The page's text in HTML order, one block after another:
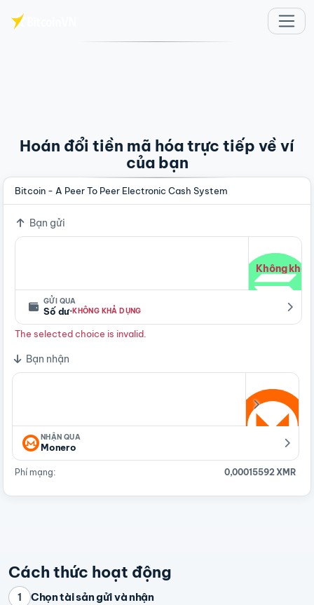
Hoán đổi tiền mã hóa trực tiếp về ví
của bạn
Bitcoin - A Peer To Peer Electronic Cash System
Bạn gửi
Không khả
GỬI QUA
Số dư·KHÔNG KHẢ DỤNG
The selected choice is invalid.
Bạn nhận
NHẬN QUA
Monero
Phí mạng: 0,00015592 XMR
Cách thức hoạt động
1 Chọn tài sản gửi và nhận